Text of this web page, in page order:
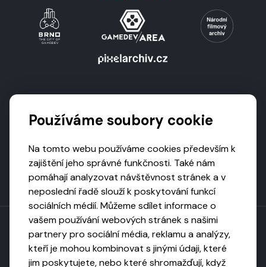
Toto dílo podléhá licenci CC BY-NC-ND
Používáme soubory cookie
Na tomto webu používáme cookies především k
zajištění jeho správné funkčnosti. Také nám
pomáhají analyzovat návštěvnost stránek a v
neposlední řadě slouží k poskytování funkcí
sociálních médií. Můžeme sdílet informace o
vašem používání webových stránek s našimi
partnery pro sociální média, reklamu a analýzy,
kteří je mohou kombinovat s jinými údaji, které
jim poskytujete, nebo které shromažďují, když